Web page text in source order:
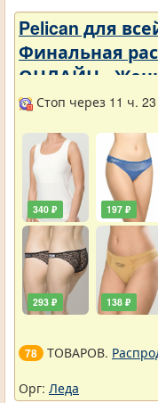
Pelican для
Финальная
ОНЛАЙН -
Стоп через 11 ч.
340 ₽
293 ₽
197 ₽
138 ₽
78 ТОВАРОВ.
Орг: Леда